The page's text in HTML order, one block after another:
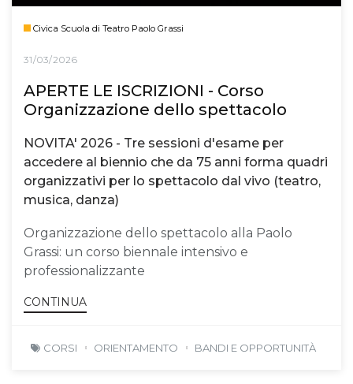
Civica Scuola di Teatro Paolo Grassi
31/03/2026
APERTE LE ISCRIZIONI - Corso
Organizzazione dello spettacolo
NOVITA' 2026 - Tre sessioni d'esame per
accedere al biennio che da 75 anni forma quadri
organizzativi per lo spettacolo dal vivo (teatro,
musica, danza)
Organizzazione dello spettacolo alla Paolo
Grassi: un corso biennale intensivo e
professionalizzante
CONTINUA
CORSI ORIENTAMENTO BANDI E OPPORTUNITÀ